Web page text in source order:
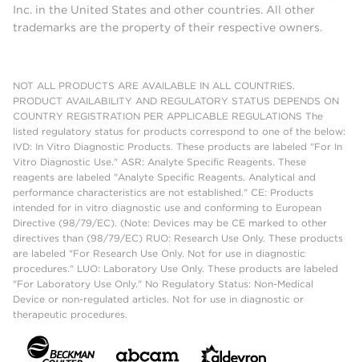
Inc. in the United States and other countries. All other
trademarks are the property of their respective owners.
NOT ALL PRODUCTS ARE AVAILABLE IN ALL COUNTRIES.
PRODUCT AVAILABILITY AND REGULATORY STATUS DEPENDS ON
COUNTRY REGISTRATION PER APPLICABLE REGULATIONS The
listed regulatory status for products correspond to one of the below:
IVD: In Vitro Diagnostic Products. These products are labeled "For In
Vitro Diagnostic Use." ASR: Analyte Specific Reagents. These
reagents are labeled "Analyte Specific Reagents. Analytical and
performance characteristics are not established." CE: Products
intended for in vitro diagnostic use and conforming to European
Directive (98/79/EC). (Note: Devices may be CE marked to other
directives than (98/79/EC) RUO: Research Use Only. These products
are labeled "For Research Use Only. Not for use in diagnostic
procedures." LUO: Laboratory Use Only. These products are labeled
"For Laboratory Use Only." No Regulatory Status: Non-Medical
Device or non-regulated articles. Not for use in diagnostic or
therapeutic procedures.